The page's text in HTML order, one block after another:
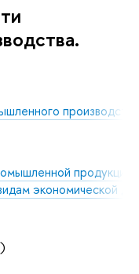
продукции
экономической
)